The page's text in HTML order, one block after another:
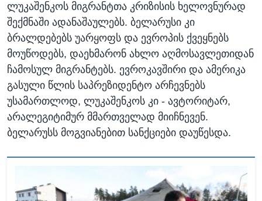
ლუკაშენკოს მიგრანტთა კრიზისის ხელოვნურად
შექმნაში ადანაშაულებს. ბელარუსი კი
ბრალდებებს უარყოფს და ევროპის ქვეყნებს
მოუწოდებს, დაეხმარონ ახლო აღმოსავლეთიდან
ჩამოსულ მიგრანტებს. ევროკავშირი და ამერიკა
გასული წლის საპრეზიდენტო არჩევნებს
უსამართლოდ, ლუკაშენკოს კი - ავტორიტარ,
არალეგიტიმურ მმართველად მიიჩნევენ.
ბელარუსს მოგვიანებით სანქციები დაუწესდა.